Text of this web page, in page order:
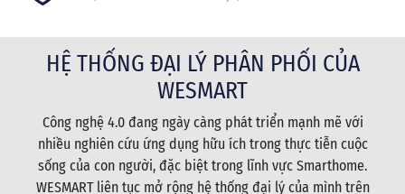
HỆ THỐNG ĐẠI LÝ PHÂN PHỐI CỦA
WESMART
Công nghệ 4.0 đang ngày càng phát triển mạnh mẽ với
nhiều nghiên cứu ứng dụng hữu ích trong thực tiễn cuộc
sống của con người, đặc biệt trong lĩnh vực Smarthome.
WESMART liên tục mở rộng hệ thống đại lý của mình trên